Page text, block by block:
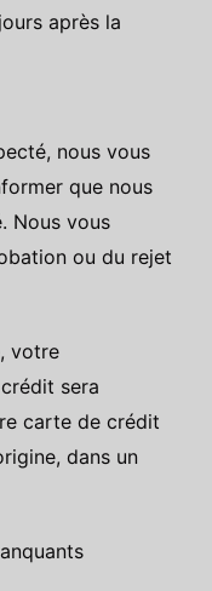
après la
nous vous
que nous
Nous vous
ou du rejet
votre
sera
carte de crédit
dans un